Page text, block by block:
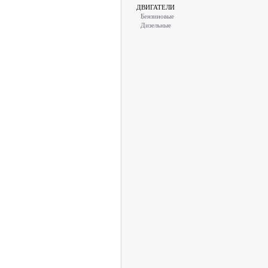
ДВИГАТЕЛИ
Бензиновые
Дизельные